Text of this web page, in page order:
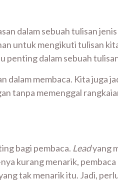
dalam sebuah tulisan
untuk mengikuti tulisan
penting dalam sebuah
membaca. Kita juga
tanpa memenggal
bagi pembaca. Leadyang
kurang menarik,
tak menarik itu. Jadi,